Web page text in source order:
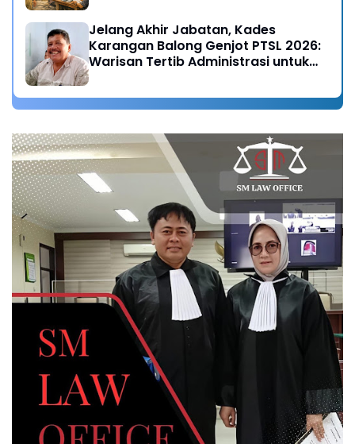
Jelang Akhir Jabatan, Kades
Karangan Balong Genjot PTSL 2026:
Warisan Tertib Administrasi untuk